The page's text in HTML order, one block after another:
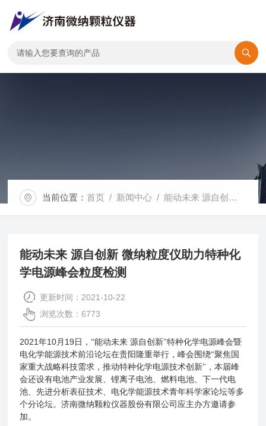
当前位置：首页 / 新闻中心 / 能动未来 源自创新 微纳粒度仪助力特种化学电源峰会粒度检测
能动未来 源自创新 微纳粒度仪助力特种化
学电源峰会粒度检测
更新时间：2021-10-22
浏览次数：6773
2021年10月 19 日，“能动未来 源自创新"特种化学电源峰会暨
电化学能源技术前沿论坛在贵阳隆重举行，峰会围绕“聚焦国
家重大战略科技需求，推动特种化学电源技术创新"，本届峰
会还设有电池产业发展、锂离子电池、燃料电池、下一代电
池、先进分析表征技术、电化学能源技术青年科学家论坛等多
个分论坛。济南微纳颗粒仪器股份有限公司应主办方邀请参
加。